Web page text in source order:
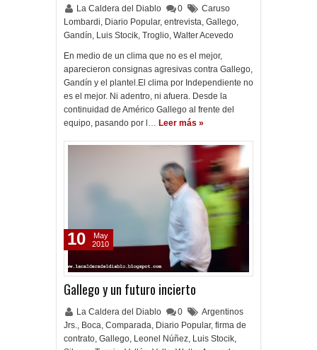
La Caldera del Diablo 0
Caruso
Lombardi, Diario Popular, entrevista, Gallego,
Gandín, Luis Stocik, Troglio, Walter Acevedo
En medio de un clima que no es el mejor,
aparecieron consignas agresivas contra Gallego,
Gandín y el plantel.El clima por Independiente no
es el mejor. Ni adentro, ni afuera. Desde la
continuidad de Américo Gallego al frente del
equipo, pasando por l… Leer más »
Gallego y un futuro incierto
La Caldera del Diablo 0
Argentinos
Jrs., Boca, Comparada, Diario Popular, firma de
contrato, Gallego, Leonel Núñez, Luis Stocik,
10
May
2010